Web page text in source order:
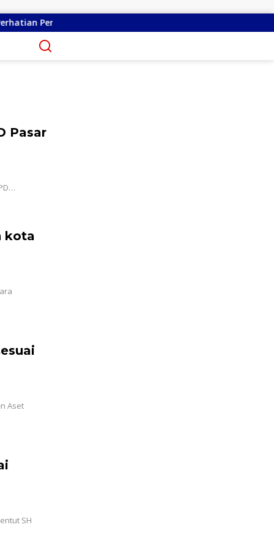
Pasar
kota
Aset
SH